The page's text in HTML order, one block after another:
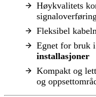
Høykvalitets
signaloverføring
Fleksibel
Egnet for bruk i
installasjoner
Kompakt og
og